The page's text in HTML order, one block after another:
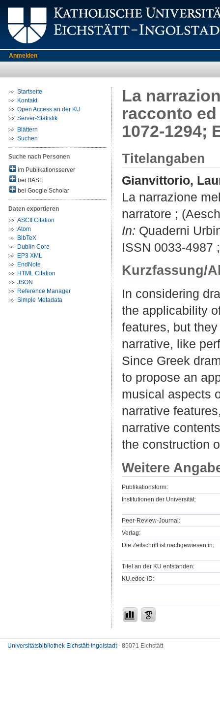
Anmelden
Startseite
Kontakt
Open Access an der KU
Server-Statistik
Blättern
Suchen
Suche nach Personen
im Publikationsserver
bei BASE
bei Google Scholar
Daten exportieren
ASCII Citation
Atom
BibTeX
Dublin Core
EP3 XML
EndNote
HTML Citation
JSON
Reference Manager
Simple Metadata
La
racconto
1072-1294;
Titelangaben
Gianvittorio,
La narrazione
narratore ;
In: Quaderni
ISSN 0033-4987
Kurzfassung/
In considering
the applicability
features, but
narrative, like
Since Greek
to propose an
musical aspects
narrative
narrative
the construction
Weitere
Publikationsform:
Institutionen der Universität:
Peer-Review-Journal:
Verlag:
Die Zeitschrift ist nachgewiesen in:
Titel an der KU entstanden:
KU.edoc-ID:
Universitätsbibliothek Eichstätt-Ingolstadt- 85071 Eichstätt